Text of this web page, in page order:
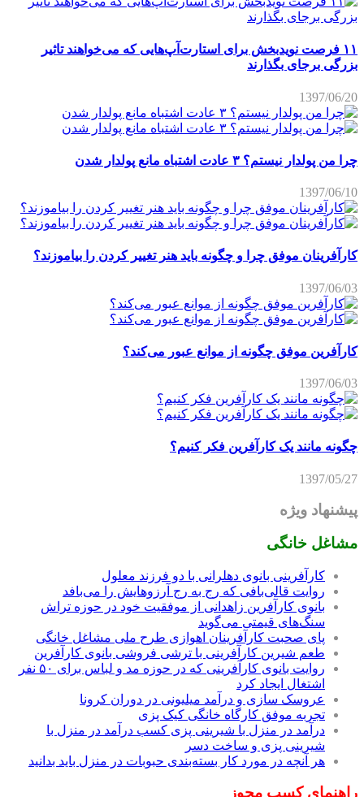
۱۱ فرصت نویدبخش برای استارت‌آپ‌هایی که می‌خواهند تاثیر
بزرگی برجای بگذارند
1397/06/20
چرا من پولدار نیستم؟ ۳ عادت اشتباه مانع پولدار شدن
1397/06/10
کارآفرینان موفق چرا و چگونه باید هنر تغییر کردن را بیاموزند؟
1397/06/03
کارآفرین موفق چگونه از موانع عبور می‌کند؟
1397/06/03
چگونه مانند یک کارآفرین فکر کنیم؟
1397/05/27
پیشنهاد ویژه
مشاغل خانگی
کارآفرینی بانوی دهلرانی با دو فرزند معلول
روایت قالی‌بافی که رج به رج آرزوهایش را می‌بافد
بانوی کارآفرین زاهدانی از موفقیت خود در حوزه تراش
سنگ‌های قیمتی می‌گوید
پای صحبت کارآفرینان اهوازی طرح ملی مشاغل خانگی
طعم شیرین کارآفرینی با ترشی فروشی بانوی کارآفرین
روایت بانوی کارآفرینی که در حوزه مد و لباس برای ۵۰ نفر
اشتغال ایجاد کرد
عروسک سازی و درآمد میلیونی در دوران کرونا
تجربه موفق کارگاه خانگی کیک پزی
درآمد در منزل با شیرینی پزی کسب درآمد در منزل با
شیرینی پزی و ساخت دسر
هر آنچه در مورد کار بسته‌بندی حبوبات در منزل باید بدانید
راهنمای کسب مجوز